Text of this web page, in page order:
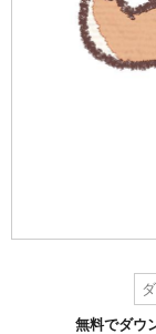
無料でダウ